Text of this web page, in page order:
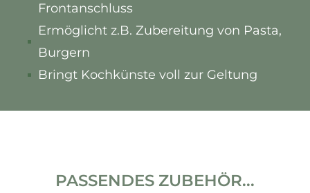
Frontanschluss
Ermöglicht z.B. Zubereitung von Pasta,
Burgern
Bringt Kochkünste voll zur Geltung
PASSENDES ZUBEHÖR...